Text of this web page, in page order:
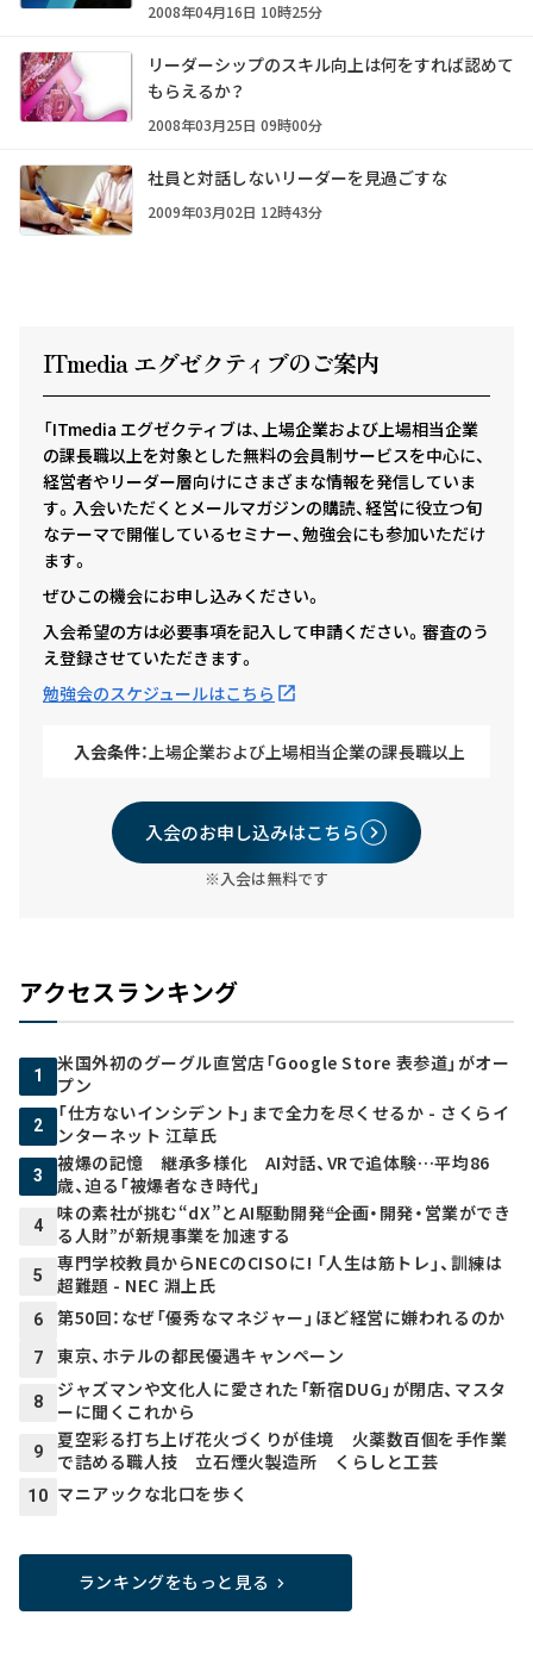
2008年04月16日 10時25分
リーダーシップのスキル向上は何をすれば認めて
もらえるか？
2008年03月25日 09時00分
社員と対話しないリーダーを見過ごすな
2009年03月02日 12時43分
ITmedia エグゼクティ ブのご案内
「ITmedia エグゼクティブは、上場企業および上場相当企業
の課長職以上を対象とした無料の会員制サービスを中心に、
経営者やリーダー層向けにさまざまな情報を発信していま
す。入会いただくとメールマガジンの購読、経営に役立つ旬
なテーマで開催しているセミナー、勉強会にも参加いただけ
ます。
ぜひこの機会にお申し込みください。
入会希望の方は必要事項を記入して申請ください。審査のう
え登録させていただきます。
勉強会のスケジュールはこちら
入会条件： 上場企業および上場相当企業の課長職以上
入会のお申し込みはこちら
※入会は無料です
アクセスランキング
1
米国外初のグーグル直営店「Google Store 表参道」がオー
プン
2
「仕方ないインシデント」まで全力を尽くせるか - さくらイ
ンターネット 江草氏
3
被爆の記憶 継承多様化 AI対話、VRで追体験…平均86
歳、迫る「被爆者なき時代」
4
味の素社が挑む“dX”とAI駆動開発――“企画・開発・営業ができ
る人財”が新規事業を加速する
5
専門学校教員からNECのCISOに! 「人生は筋トレ」、訓練は
超難題 - NEC 淵上氏
6 第50回：なぜ「優秀なマネジャー」ほど経営に嫌われるのか
7 東京、ホテルの都民優遇キャンペーン
8
ジャズマンや文化人に愛された「新宿DUG」が閉店、マスタ
ーに聞くこれから
9
夏空彩る打ち上げ花火づくりが佳境 火薬数百個を手作業
で詰める職人技 立石煙火製造所 くらしと工芸
10 マニアックな北口を歩く
ランキングをもっと見る